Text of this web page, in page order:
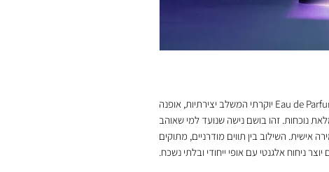
הוא Eau de Parfum יוקרתי המשלב יצירתיות, אופנה
נוכחות. זהו בושם נישה שנועד למי שאוהב
אישית. השילוב בין תווים מודרניים, מתוקים
יוצר ניחוח אלגנטי עם אופי ייחודי ובלתי נשכח.